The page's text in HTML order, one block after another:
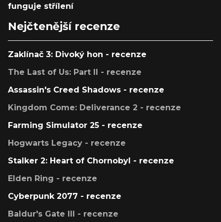
funguje střílení
Nejčtenější recenze
Zaklínač 3: Divoký hon - recenze
The Last of Us: Part II - recenze
Assassin's Creed Shadows - recenze
Kingdom Come: Deliverance 2 - recenze
Farming Simulator 25 - recenze
Hogwarts Legacy - recenze
Stalker 2: Heart of Chornobyl - recenze
Elden Ring - recenze
Cyberpunk 2077 - recenze
Baldur's Gate III - recenze